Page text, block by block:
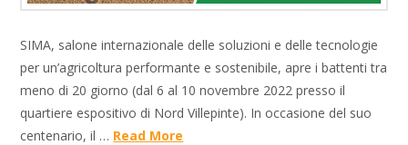
SIMA, salone internazionale delle soluzioni e delle tecnologie
per un’agricoltura performante e sostenibile, apre i battenti tra
meno di 20 giorno (dal 6 al 10 novembre 2022 presso il
quartiere espositivo di Nord Villepinte). In occasione del suo
centenario, il … Read More